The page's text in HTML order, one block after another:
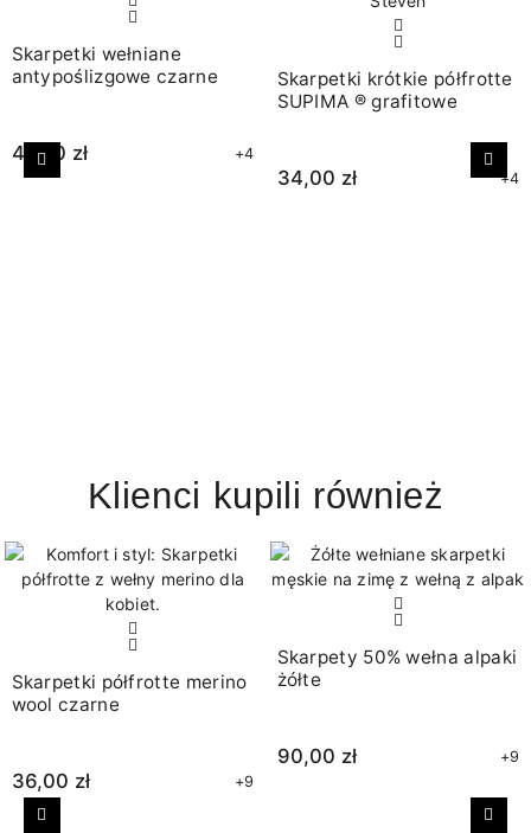
Skarpetki wełniane
antypoślizgowe czarne
47,00 zł +4
Skarpetki krótkie półfrotte
SUPIMA ® grafitowe
34,00 zł +4
Poprzedni
Klienci kupili również
Skarpetki półfrotte merino
wool czarne
36,00 zł +9
Skarpety 50% wełna alpaki
żółte
90,00 zł +9
Poprzedni